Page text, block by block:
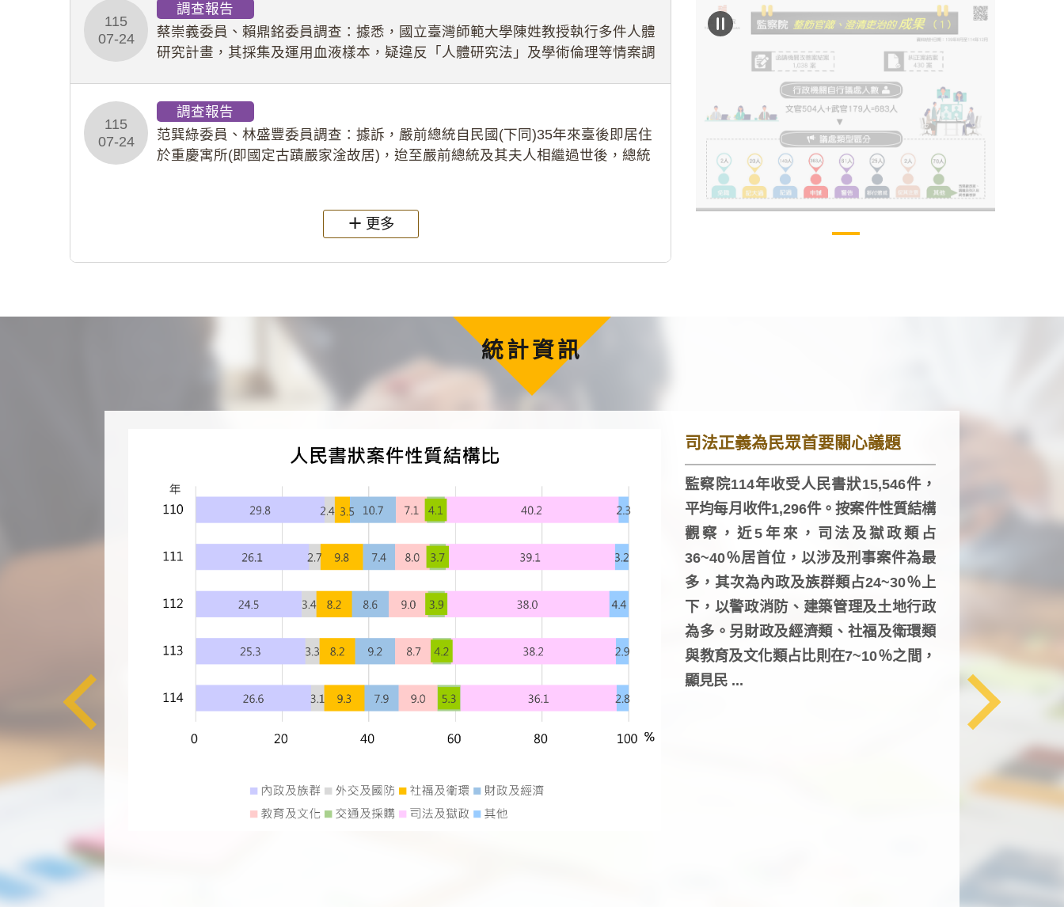
115
07-24
調查報告
蔡崇義委員、賴鼎銘委員調查：據悉，國立臺灣師範大學陳姓教授執行多件人體
研究計畫，其採集及運用血液樣本，疑違反「人體研究法」及學術倫理等情案調
115
07-24
調查報告
范巽綠委員、林盛豐委員調查：據訴，嚴前總統自民國(下同)35年來臺後即居住
於重慶寓所(即國定古蹟嚴家淦故居)，迨至嚴前總統及其夫人相繼過世後，總統
更多
統計資訊
司法正義為民眾首要關心議題
監察院114年收受人民書狀15,546件，
平均每月收件1,296件。按案件性質結構
觀察，近5年來，司法及獄政類占
36~40％居首位，以涉及刑事案件為最
多，其次為內政及族群類占24~30％上
下，以警政消防、建築管理及土地行政
為多。另財政及經濟類、社福及衛環類
與教育及文化類占比則在7~10％之間，
顯見民 ...